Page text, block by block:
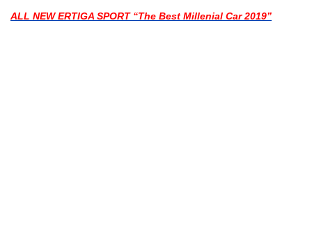
ALL NEW ERTIGA SPORT “The Best Millenial Car 2019”